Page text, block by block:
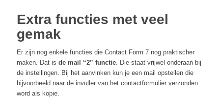
Extra functies met veel
gemak
Er zijn nog enkele functies die Contact Form 7 nog praktischer
maken. Dat is de mail “2” functie. Die staat vrijwel onderaan bij
de instellingen. Bij het aanvinken kun je een mail opstellen die
bijvoorbeeld naar de invuller van het contactformulier verzonden
word als kopie.